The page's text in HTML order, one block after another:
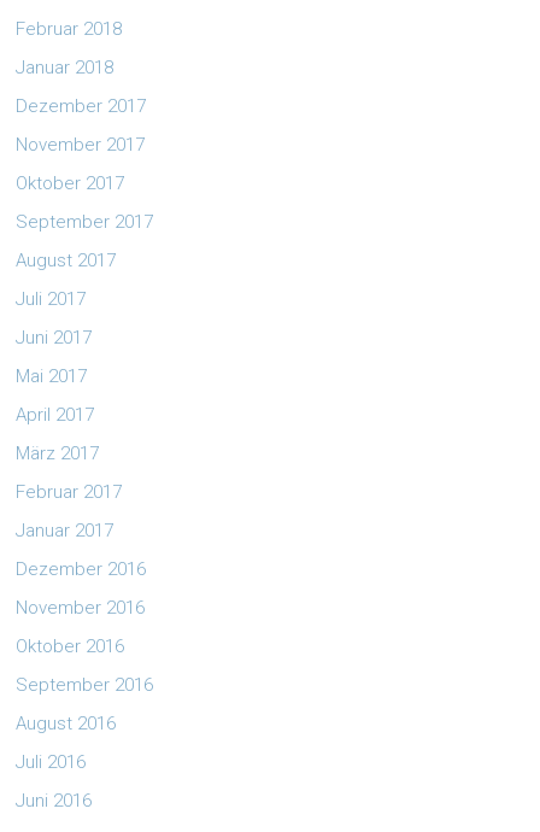
Februar 2018
Januar 2018
Dezember 2017
November 2017
Oktober 2017
September 2017
August 2017
Juli 2017
Juni 2017
Mai 2017
April 2017
März 2017
Februar 2017
Januar 2017
Dezember 2016
November 2016
Oktober 2016
September 2016
August 2016
Juli 2016
Juni 2016